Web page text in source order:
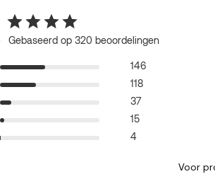
Voor
Gebaseerd op 320 beoordelingen
146
118
37
15
4